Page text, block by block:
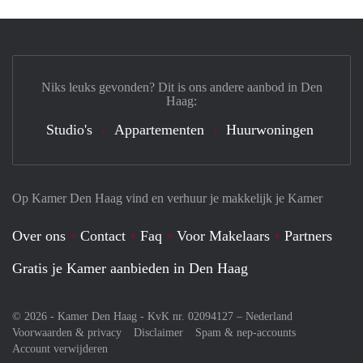
Op Kamer Den Haag vind en verhuur je makkelijk je Kamer
Over ons Contact Faq Voor Makelaars
Partners
Gratis je Kamer aanbieden in Den Haag
© 2026 - Kamer Den Haag - KvK nr. 02094127 – Nederland
Voorwaarden & privacy
Disclaimer
Spam & nep-accounts
Account verwijderen
Niks leuks gevonden? Dit is ons andere aanbod in Den
Haag:
Studio's Appartementen Huurwoningen